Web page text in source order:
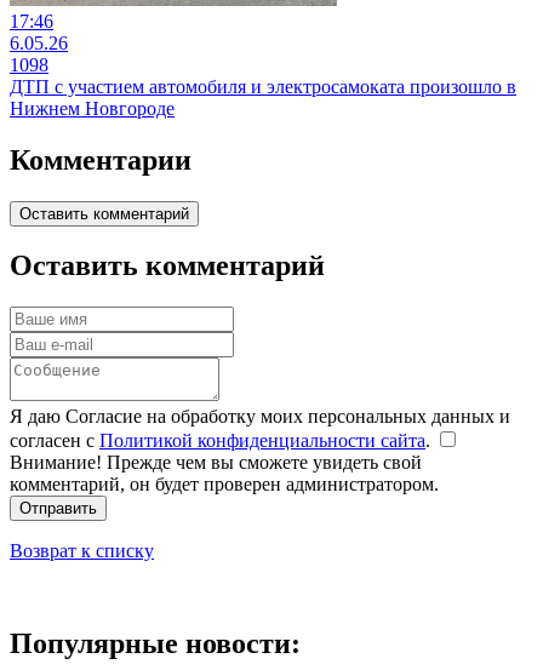
17:46
6.05.26
1098
ДТП с участием автомобиля и электросамоката произошло в
Нижнем Новгороде
Комментарии
Оставить комментарий
Оставить комментарий
Я даю Согласие на обработку моих персональных данных и
согласен с Политикой конфиденциальности сайта.
Внимание! Прежде чем вы сможете увидеть свой
комментарий, он будет проверен администратором.
Отправить
Возврат к списку
Популярные новости: